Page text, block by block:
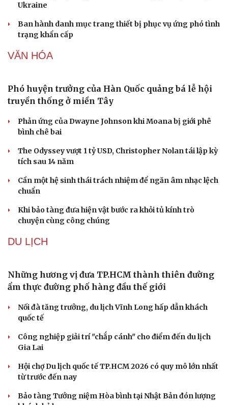
Sản phụ khoa
Nam khoa
Làm đẹp - giảm cân
Ăn sạch sống khỏe
Ukraine
Ban hành danh mục trang thiết bị phục vụ ứng phó tình
trạng khẩn cấp
VĂN HÓA
truyền thống ở miền Tây
bình chê bai
tích sau 14 năm
Cần một hệ sinh thái trách nhiệm để ngăn âm nhạc lệch
Khi bảo tàng đưa hiện vật bước ra khỏi tủ kính trò
chuyện cùng công chúng
DU LỊCH
Những hương vị đưa TP.HCM thành thiên đường
ẩm thực đường phố hàng đầu thế giới